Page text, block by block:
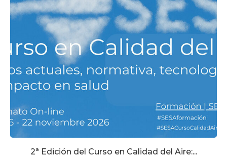
2ª Edición del Curso en Calidad del Aire:...